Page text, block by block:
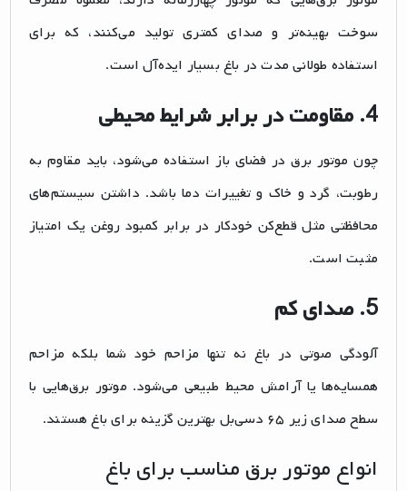
سوخت بهینه‌تر و صدای کمتری تولید می‌کنند، که برای
استفاده طولانی مدت در باغ بسیار ایده‌آل است.
4. مقاومت در برابر شرایط محیطی
چون موتور برق در فضای باز استفاده می‌شود، باید مقاوم به
رطوبت، گرد و خاک و تغییرات دما باشد. داشتن سیستم‌های
محافظتی مثل قطع‌کن خودکار در برابر کمبود روغن یک امتیاز
مثبت است.
5. صدای کم
آلودگی صوتی در باغ نه تنها مزاحم خود شما بلکه مزاحم
همسایه‌ها یا آرامش محیط طبیعی می‌شود. موتور برق‌هایی با
سطح صدای زیر ۶۵ دسی‌بل بهترین گزینه برای باغ هستند.
انواع موتور برق مناسب برای باغ